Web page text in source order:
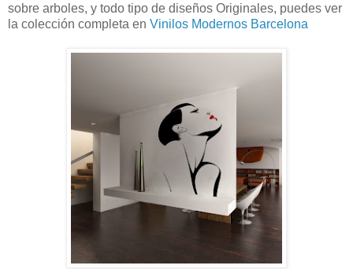
sobre arboles, y todo tipo de diseños Originales, puedes ver
la colección completa en Vinilos Modernos Barcelona